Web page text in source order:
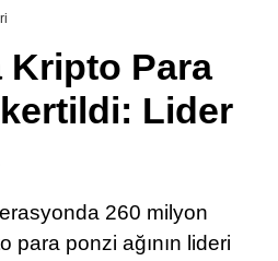
Youtube
TikTok
LinkedIn
Kripto Para
Lider
260 milyon
para ponzi ağının lideri